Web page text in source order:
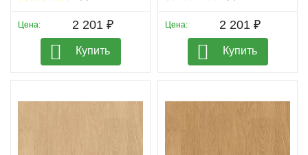
Цена: 2 201 ₽
Купить
Цена: 2 201 ₽
Купить